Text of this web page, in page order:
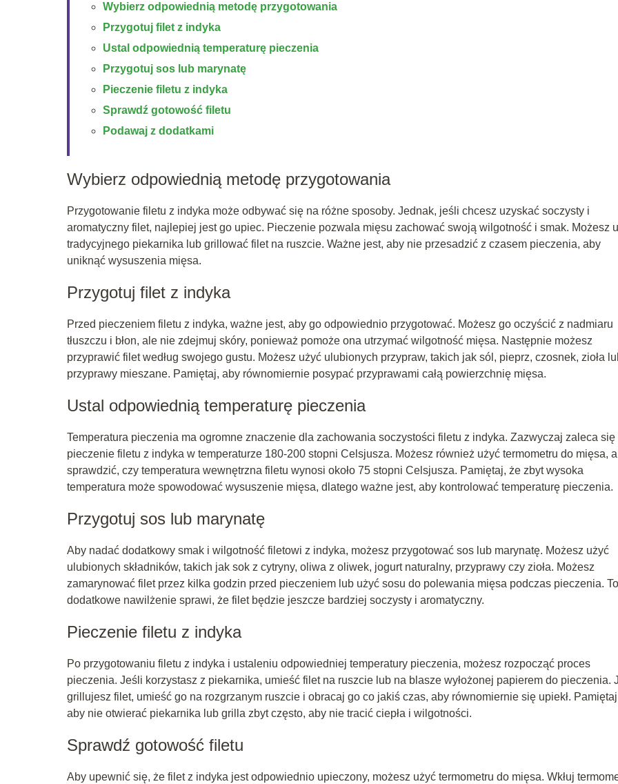
Wybierz odpowiednią metodę przygotowania
Przygotuj filet z indyka
Ustal odpowiednią temperaturę pieczenia
Przygotuj sos lub marynatę
Pieczenie filetu z indyka
Sprawdź gotowość filetu
Podawaj z dodatkami
Wybierz odpowiednią metodę przygotowania
Przygotowanie filetu z indyka może odbywać się na różne sposoby. Jednak, jeśli chcesz uzyskać soczysty i
aromatyczny filet, najlepiej jest go upiec. Pieczenie pozwala mięsu zachować swoją wilgotność i smak. Możesz
tradycyjnego piekarnika lub grillować filet na ruszcie. Ważne jest, aby nie przesadzić z czasem pieczenia, aby
uniknąć wysuszenia mięsa.
Przygotuj filet z indyka
Przed pieczeniem filetu z indyka, ważne jest, aby go odpowiednio przygotować. Możesz go oczyścić z nadmiaru
tłuszczu i błon, ale nie zdejmuj skóry, ponieważ pomoże ona utrzymać wilgotność mięsa. Następnie możesz
przyprawić filet według swojego gustu. Możesz użyć ulubionych przypraw, takich jak sól, pieprz, czosnek, zioła
przyprawy mieszane. Pamiętaj, aby równomiernie posypać przyprawami całą powierzchnię mięsa.
Ustal odpowiednią temperaturę pieczenia
Temperatura pieczenia ma ogromne znaczenie dla zachowania soczystości filetu z indyka. Zazwyczaj zaleca się
pieczenie filetu z indyka w temperaturze 180-200 stopni Celsjusza. Możesz również użyć termometru do mięsa,
sprawdzić, czy temperatura wewnętrzna filetu wynosi około 75 stopni Celsjusza. Pamiętaj, że zbyt wysoka
temperatura może spowodować wysuszenie mięsa, dlatego ważne jest, aby kontrolować temperaturę pieczenia.
Przygotuj sos lub marynatę
Aby nadać dodatkowy smak i wilgotność filetowi z indyka, możesz przygotować sos lub marynatę. Możesz użyć
ulubionych składników, takich jak sok z cytryny, oliwa z oliwek, jogurt naturalny, przyprawy czy zioła. Możesz
zamarynować filet przez kilka godzin przed pieczeniem lub użyć sosu do polewania mięsa podczas pieczenia. To
dodatkowe nawilżenie sprawi, że filet będzie jeszcze bardziej soczysty i aromatyczny.
Pieczenie filetu z indyka
Po przygotowaniu filetu z indyka i ustaleniu odpowiedniej temperatury pieczenia, możesz rozpocząć proces
pieczenia. Jeśli korzystasz z piekarnika, umieść filet na ruszcie lub na blasze wyłożonej papierem do pieczenia.
grillujesz filet, umieść go na rozgrzanym ruszcie i obracaj go co jakiś czas, aby równomiernie się upiekł.
aby nie otwierać piekarnika lub grilla zbyt często, aby nie tracić ciepła i wilgotności.
Sprawdź gotowość filetu
Aby upewnić się, że filet z indyka jest odpowiednio upieczony, możesz użyć termometru do mięsa. Wkłuj